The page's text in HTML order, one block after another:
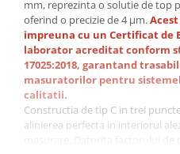
Ceasuri comparatoare de
adancime
Ceasuri comparatoare cu levier
Accesorii pentru ceasuri
comparatoare
Aparate de masura si control
Termometre si higrometre
mm, reprezinta o solutie de top
oferind o precizie de 4 µm.
impreuna cu un Certificat de
laborator acreditat conform
17025:2018, garantand
masuratorilor pentru
calitatii.
Constructia de tip C in trei
alinierea perfecta in interiorul